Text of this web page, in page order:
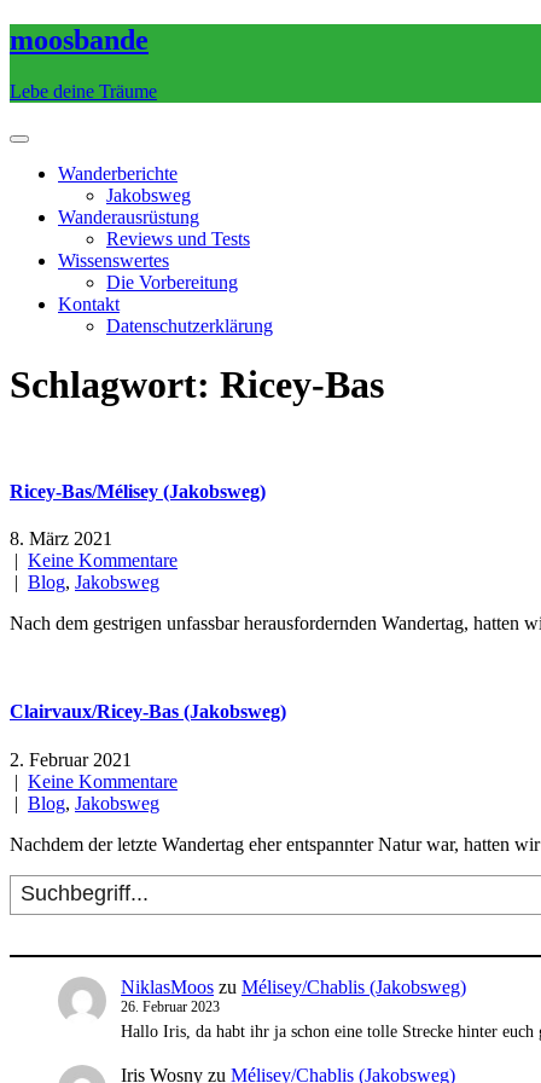
Skip
to
moosbande
Lebe deine Träume
Wanderberichte
Jakobsweg
Wanderausrüstung
Reviews und Tests
Wissenswertes
Die Vorbereitung
Kontakt
Datenschutzerklärung
Schlagwort: Ricey-Bas
Ricey-Bas/Mélisey (Jakobsweg)
8. März 2021
| Keine Kommentare
| Blog, Jakobsweg
Nach dem gestrigen unfassbar herausfordernden Wandertag,
Clairvaux/Ricey-Bas (Jakobsweg)
2. Februar 2021
| Keine Kommentare
| Blog, Jakobsweg
Nachdem der letzte Wandertag eher entspannter Natur war, hatten
Suchen
NiklasMoos zu Mélisey/Chablis (Jakobsweg)
26. Februar 2023
Hallo Iris, da habt ihr ja schon eine tolle Strecke hinter
Iris Wosny zu Mélisey/Chablis (Jakobsweg)